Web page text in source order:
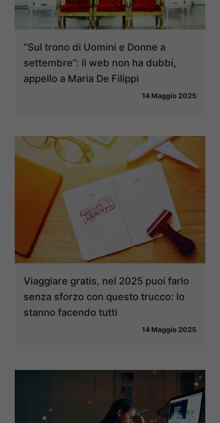
“Sul trono di Uomini e Donne a
settembre”: il web non ha dubbi,
appello a Maria De Filippi
14 Maggio 2025
Viaggiare gratis, nel 2025 puoi farlo
senza sforzo con questo trucco: lo
stanno facendo tutti
14 Maggio 2025